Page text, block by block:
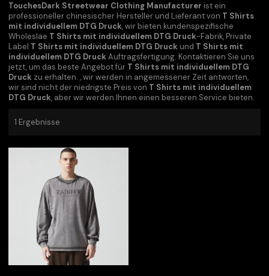
TouchesDark Streetwear Clothing Manufacturer ist ein
professioneller chinesischer Hersteller und Lieferant von T Shirts
mit individuellem DTG Druck, wir bieten kundenspezifische
Wholeslae T Shirts mit individuellem DTG Druck-Fabrik, Private
Label T Shirts mit individuellem DTG Druck und T Shirts mit
individuellem DTG DruckAuftragsfertigung. Kontaktieren Sie uns
jetzt, um das beste Angebot für T Shirts mit individuellem DTG
Druck zu erhalten. , wir werden in angemessener Zeit antworten,
wir sind nicht der niedrigste Preis von T Shirts mit individuellem
DTG Druck, aber wir werden Ihnen einen besseren Service bieten.
1 Ergebnisse